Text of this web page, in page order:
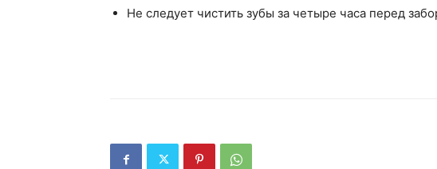
Не следует чистить зубы за четыре часа перед